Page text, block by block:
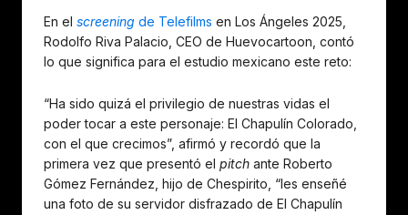
En el screening de Telefilms en Los Ángeles 2025,
Rodolfo Riva Palacio, CEO de Huevocartoon, contó
lo que significa para el estudio mexicano este reto:
“Ha sido quizá el privilegio de nuestras vidas el
poder tocar a este personaje: El Chapulín Colorado,
con el que crecimos”, afirmó y recordó que la
primera vez que presentó el pitch ante Roberto
Gómez Fernández, hijo de Chespirito, “les enseñé
una foto de su servidor disfrazado de El Chapulín